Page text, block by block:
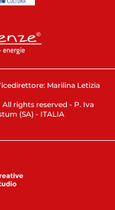
Marilina Letizia
All rights reserved - P. Iva
(SA) - ITALIA